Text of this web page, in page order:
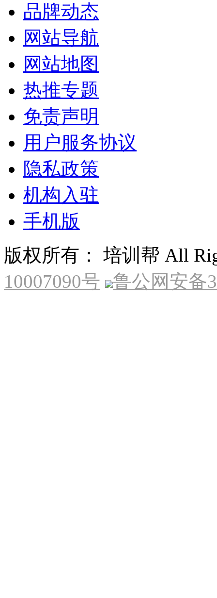
品牌动态
网站导航
网站地图
热推专题
免责声明
用户服务协议
隐私政策
机构入驻
手机版
版权所有： 培训帮 All
10007090号
鲁公网安备